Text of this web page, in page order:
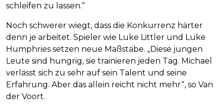
schleifen zu lassen.“
Noch schwerer wiegt, dass die Konkurrenz härter
denn je arbeitet. Spieler wie Luke Littler und Luke
Humphries setzen neue Maßstäbe. „Diese jungen
Leute sind hungrig, sie trainieren jeden Tag. Michael
verlässt sich zu sehr auf sein Talent und seine
Erfahrung. Aber das allein reicht nicht mehr“, so Van
der Voort.